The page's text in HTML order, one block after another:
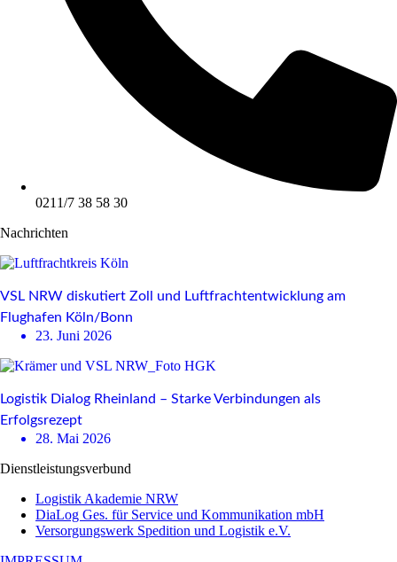
0211/7 38 58 30
Nachrichten
VSL NRW diskutiert Zoll und Luftfrachtentwicklung am
Flughafen Köln/Bonn
23. Juni 2026
Logistik Dialog Rheinland – Starke Verbindungen als
Erfolgsrezept
28. Mai 2026
Dienstleistungsverbund
Logistik Akademie NRW
DiaLog Ges. für Service und Kommunikation mbH
Versorgungswerk Spedition und Logistik e.V.